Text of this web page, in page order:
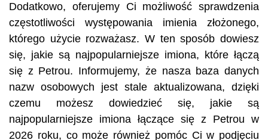
Dodatkowo, oferujemy Ci możliwość sprawdzenia
częstotliwości występowania imienia złożonego,
którego użycie rozważasz. W ten sposób dowiesz
się, jakie są najpopularniejsze imiona, które łączą
się z Petrou. Informujemy, że nasza baza danych
nazw osobowych jest stale aktualizowana, dzięki
czemu możesz dowiedzieć się, jakie są
najpopularniejsze imiona łączące się z Petrou w
2026 roku, co może również pomóc Ci w podjęciu